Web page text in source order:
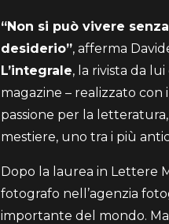
“Non si può vivere
desiderio”, afferma
L’integrale, la rivista da
magazine – realizzato con
passione per la
mestiere, uno tra i più
Dopo la laurea in Lettere
fotografo nell’agenzia
importante del mondo.